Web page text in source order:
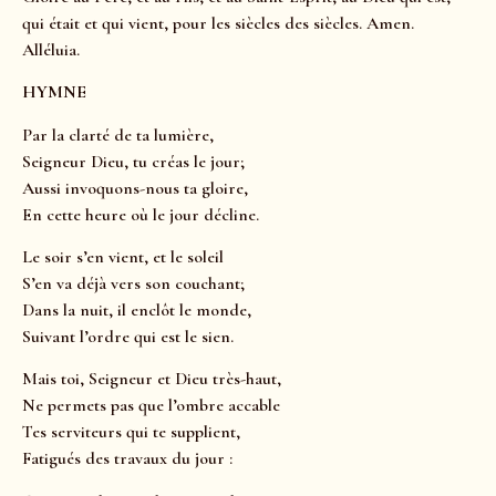
qui était et qui vient, pour les siècles des siècles. Amen.
Alléluia.
HYMNE
Par la clarté de ta lumière,
Seigneur Dieu, tu créas le jour;
Aussi invoquons-nous ta gloire,
En cette heure où le jour décline.
Le soir s’en vient, et le soleil
S’en va déjà vers son couchant;
Dans la nuit, il enclôt le monde,
Suivant l’ordre qui est le sien.
Mais toi, Seigneur et Dieu très-haut,
Ne permets pas que l’ombre accable
Tes serviteurs qui te supplient,
Fatigués des travaux du jour :